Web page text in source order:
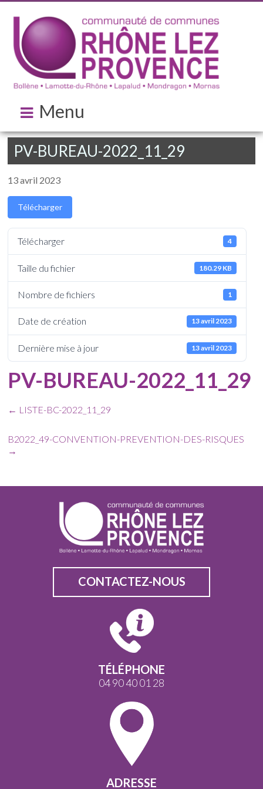
Menu
PV-BUREAU-2022_11_29
13 avril 2023
Télécharger
Télécharger 4
Taille du fichier 180.29 KB
Nombre de fichiers 1
Date de création 13 avril 2023
Dernière mise à jour 13 avril 2023
PV-BUREAU-2022_11_29
← LISTE-BC-2022_11_29
B2022_49-CONVENTION-PREVENTION-DES-RISQUES
→
CONTACTEZ-NOUS
TÉLÉPHONE
04 90 40 01 28
ADRESSE